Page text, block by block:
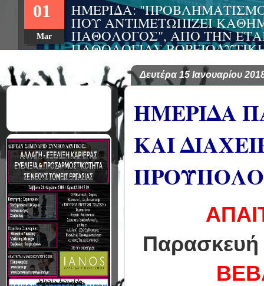
ΣΥΝΕΔΡΙΟ: «ΚΟΙΝΩΝΙΚΕΣ
ΦΡΟΝΤΙΔΑΣ», ΑΠΟ ΤΗΝ
ΨΥΧΙΑΤΡΙΚΗΣ Π.
EΥΡΩΠΑΪΚΟ ΔΙΚΤΥΟ
ΑSKLEPIOS
22
Aug
Δευτέρα 15 Ιανουαρίου
ΗΜΕΡΙΔΑ
ΚΑΙ
Παρασκευή